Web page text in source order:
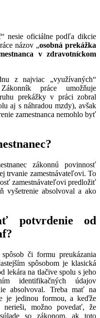
nesie oficiálne podľa dikcie
názov „osobná prekážka
v zdravotníckom
z najviac „využívaných“
práce umožňuje
prekážky v práci zobral
aj s náhradou mzdy), avšak
zamestnanca nemohlo byť
zákonnú povinnosť
trvanie zamestnávateľovi. To
zamestnávateľovi predložiť
vyšetrenie absolvoval a ako
potvrdenie od
či formu preukázania
spôsobom je klasická
lekára na tlačive spolu s jeho
identifikačných údajov
absolvoval. Treba mať na
je jedinou formou, a keďže
nerieši, možno povedať, že
so zákonom, ak toto